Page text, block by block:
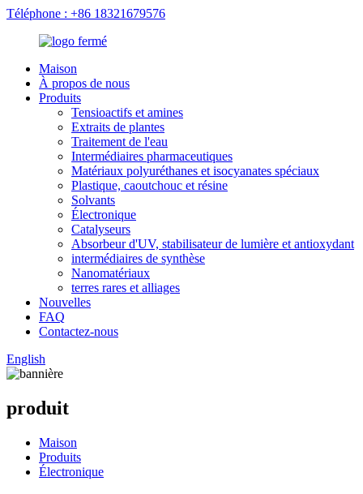
Téléphone : +86 18321679576
Maison
À propos de nous
Produits
Tensioactifs et amines
Extraits de plantes
Traitement de l'eau
Intermédiaires pharmaceutiques
Matériaux polyuréthanes et isocyanates spéciaux
Plastique, caoutchouc et résine
Solvants
Électronique
Catalyseurs
Absorbeur d'UV, stabilisateur de lumière et antioxydant
intermédiaires de synthèse
Nanomatériaux
terres rares et alliages
Nouvelles
FAQ
Contactez-nous
English
produit
Maison
Produits
Électronique